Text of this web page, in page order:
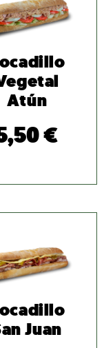
Atún
€
Juan